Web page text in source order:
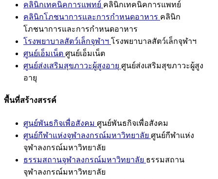
คลินิกเทคนิคการแพทย์ คลินิกเทคนิคการแพทย์
คลินิกโภชนาการและการกำหนดอาหาร คลินิก
โภชนาการและการกำหนดอาหาร
โรงพยาบาลสัตว์เล็กจุฬาฯ โรงพยาบาลสัตว์เล็กจุฬาฯ
ศูนย์เอ็มเน็ต ศูนย์เอ็มเน็ต
ศูนย์ส่งเสริมสุขภาวะผู้สูงอายุ ศูนย์ส่งเสริมสุขภาวะผู้สูง
อายุ
พื้นที่สร้างสรรค์
ศูนย์พันธกิจเพื่อสังคม ศูนย์พันธกิจเพื่อสังคม
ศูนย์กีฬาแห่งจุฬาลงกรณ์มหาวิทยาลัย ศูนย์กีฬาแห่ง
จุฬาลงกรณ์มหาวิทยาลัย
ธรรมสถานจุฬาลงกรณ์มหาวิทยาลัย ธรรมสถาน
จุฬาลงกรณ์มหาวิทยาลัย